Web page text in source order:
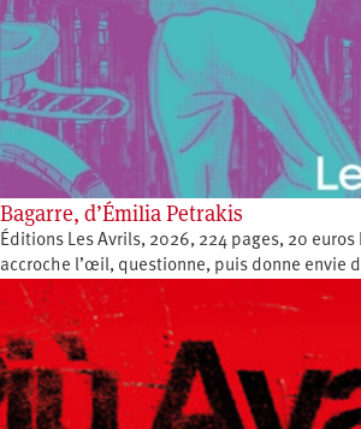
Bagarre, d’Émilia Petrakis
Éditions Les Avrils, 2026, 224 pages, 20 euros
accroche l’œil, questionne, puis donne envie